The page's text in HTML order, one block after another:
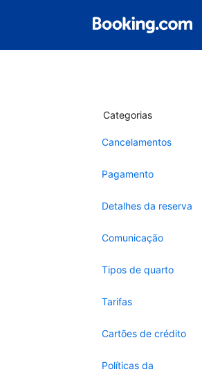
Categorias
Cancelamentos
Pagamento
Detalhes da reserva
Comunicação
Tipos de quarto
Tarifas
Cartões de crédito
Políticas da